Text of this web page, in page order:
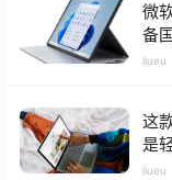
微
备
liueu
这
是
liueu